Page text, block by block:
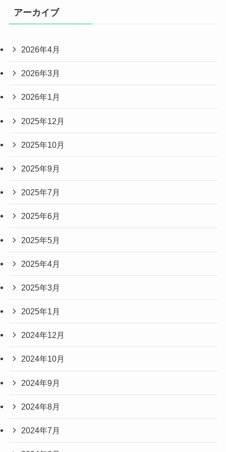
アーカイブ
2026年4月
2026年3月
2026年1月
2025年12月
2025年10月
2025年9月
2025年7月
2025年6月
2025年5月
2025年4月
2025年3月
2025年1月
2024年12月
2024年10月
2024年9月
2024年8月
2024年7月